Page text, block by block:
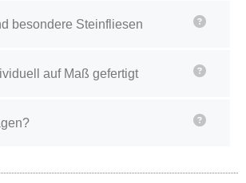
besondere Steinfliesen
auf Maß gefertigt